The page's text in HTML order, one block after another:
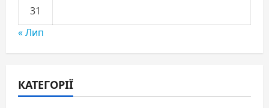
31
« Лип
КАТЕГОРІЇ